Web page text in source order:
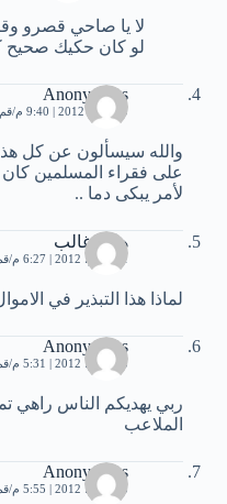
لا يا صاحي قصرو
لو كان حكيك
Anonymous
30 مايو، 2012 | 9:40 م
والله سيسألون عن كل
على فقراء المسلمين كان
لأمر يبكى دما ..
هاني غالب
11 يونيو، 2012 | 6:27 م
لماذا هذا التبذير في
Anonymous
15 يونيو، 2012 | 5:31 م
ربي يهديكم الناس راهي
الملاعب
Anonymous
15 يونيو، 2012 | 5:55 م